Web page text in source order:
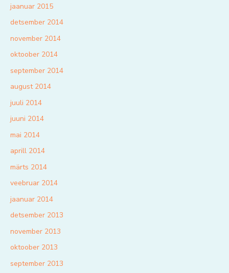
jaanuar 2015
detsember 2014
november 2014
oktoober 2014
september 2014
august 2014
juuli 2014
juuni 2014
mai 2014
aprill 2014
märts 2014
veebruar 2014
jaanuar 2014
detsember 2013
november 2013
oktoober 2013
september 2013